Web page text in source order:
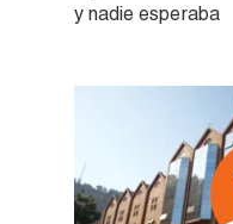
y nadie esperaba